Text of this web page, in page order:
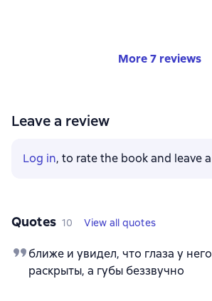
More 7 reviews
Leave a review
Log in, to rate the book and leave
Quotes 10 View all quotes
ближе и увидел, что глаза у
раскрыты, а губы беззвучно